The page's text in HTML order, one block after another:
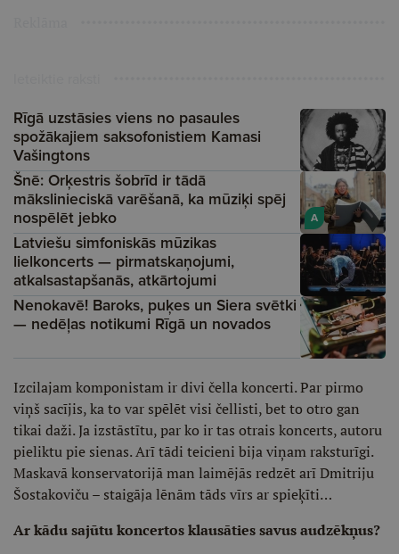
Rīgā uzstāsies viens no pasaules
spožākajiem saksofonistiem Kamasi
Vašingtons
A
Šnē: Orķestris šobrīd ir tādā
mākslinieciskā varēšanā, ka mūziķi spēj
nospēlēt jebko
Latviešu simfoniskās mūzikas
lielkoncerts — pirmatskaņojumi,
atkalsastapšanās, atkārtojumi
Nenokavē! Baroks, puķes un Siera svētki
— nedēļas notikumi Rīgā un novados
Izcilajam komponistam ir divi čella koncerti. Par pirmo
viņš sacījis, ka to var spēlēt visi čellisti, bet to otro gan
tikai daži. Ja izstāstītu, par ko ir tas otrais koncerts, autoru
pieliktu pie sienas. Arī tādi teicieni bija viņam raksturīgi.
Maskavā konservatorijā man laimējās redzēt arī Dmitriju
Šostakoviču – staigāja lēnām tāds vīrs ar spieķīti…
Ar kādu sajūtu koncertos klausāties savus audzēkņus?